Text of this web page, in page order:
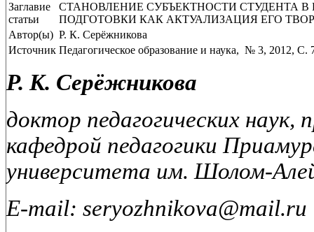
Заглавие
статьи
СТАНОВЛЕНИЕ СУБЪЕКТНОСТИ СТУДЕНТА
ПОДГОТОВКИ КАК АКТУАЛИЗАЦИЯ ЕГО
Автор(ы) Р. К. Серёжникова
Источник Педагогическое образование и наука, № 3, 2012, C.
Р. К. Серёжникова
доктор педагогических наук,
кафедрой педагогики
университета им. Шолом-
E-mail: seryozhnikova@mail.ru